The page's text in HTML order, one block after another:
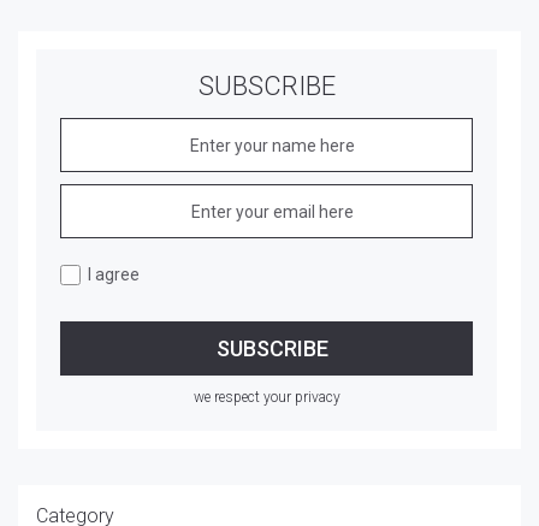
SUBSCRIBE
I agree
we respect your privacy
Category